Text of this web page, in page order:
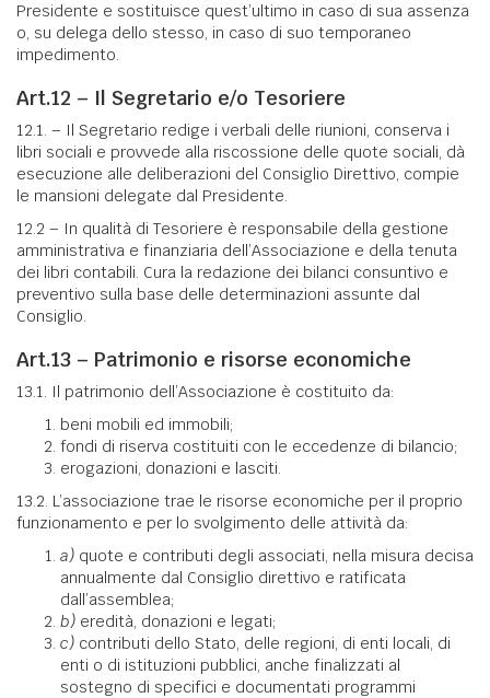
Presidente e sostituisce quest’ultimo in caso di sua assenza
o, su delega dello stesso, in caso di suo temporaneo
impedimento.
Art.12 – Il Segretario e/o Tesoriere
12.1. – Il Segretario redige i verbali delle riunioni, conserva i
libri sociali e provvede alla riscossione delle quote sociali, dà
esecuzione alle deliberazioni del Consiglio Direttivo, compie
le mansioni delegate dal Presidente.
12.2 – In qualità di Tesoriere è responsabile della gestione
amministrativa e finanziaria dell’Associazione e della tenuta
dei libri contabili. Cura la redazione dei bilanci consuntivo e
preventivo sulla base delle determinazioni assunte dal
Consiglio.
Art.13 – Patrimonio e risorse economiche
13.1. Il patrimonio dell’Associazione è costituito da:
beni mobili ed immobili;
fondi di riserva costituiti con le eccedenze di bilancio;
erogazioni, donazioni e lasciti.
13.2. L’associazione trae le risorse economiche per il proprio
funzionamento e per lo svolgimento delle attività da:
a) quote e contributi degli associati, nella misura decisa
annualmente dal Consiglio direttivo e ratificata
dall’assemblea;
b) eredità, donazioni e legati;
c) contributi dello Stato, delle regioni, di enti locali, di
enti o di istituzioni pubblici, anche finalizzati al
sostegno di specifici e documentati programmi